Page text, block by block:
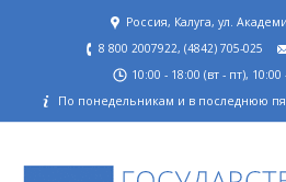
Россия, Калуга, ул.
8 800 2007922, (4842) 705-025
10:00 - 18:00 (вт - пт),
По понедельникам и в последнюю